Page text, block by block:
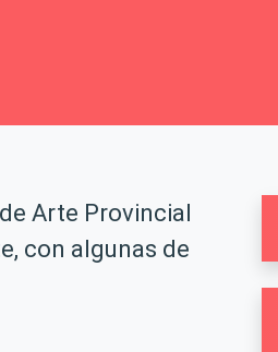
Arte Provincial
con algunas de